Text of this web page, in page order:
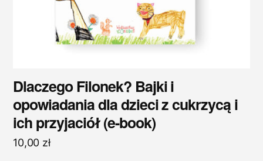
Dlaczego Filonek? Bajki i
opowiadania dla dzieci z cukrzycą i
ich przyjaciół (e-book)
10,00 zł